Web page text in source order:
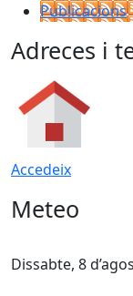
Publicacions
Adreces i
Accedeix
Meteo
Dissabte, 8